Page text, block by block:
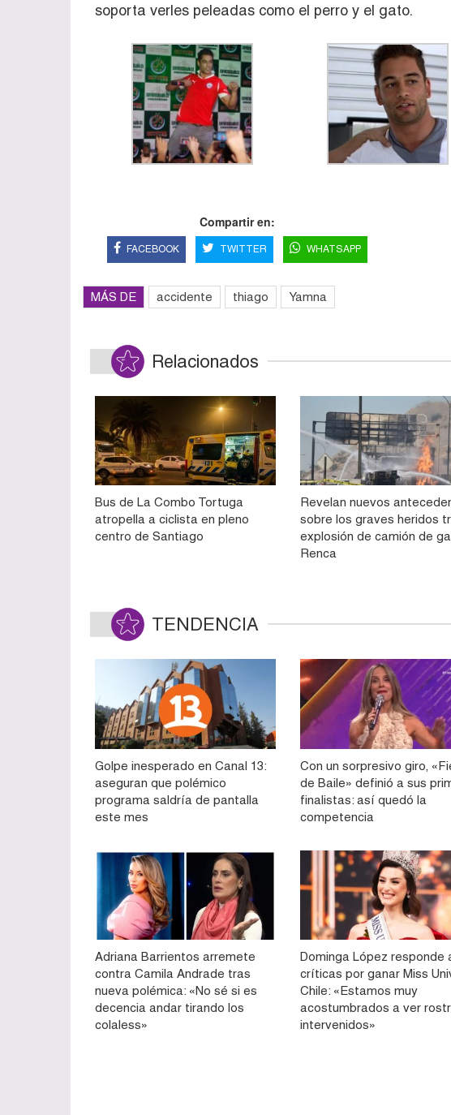
soporta verles peleadas como el perro y el gato.
Compartir en:
FACEBOOK TWITTER WHATSAPP
MÁS DE accidente thiago Yamna
Relacionados
Bus de La Combo Tortuga
atropella a ciclista en pleno
centro de Santiago
Revelan nuevos
sobre los graves heridos
explosión de camión de
Renca
TENDENCIA
Golpe inesperado en Canal 13:
aseguran que polémico
programa saldría de pantalla
este mes
Con un sorpresivo giro,
de Baile» definió a sus
finalistas: así quedó la
competencia
Adriana Barrientos arremete
contra Camila Andrade tras
nueva polémica: «No sé si es
decencia andar tirando los
colaless»
Dominga López responde
críticas por ganar Miss
Chile: «Estamos muy
acostumbrados a ver
intervenidos»